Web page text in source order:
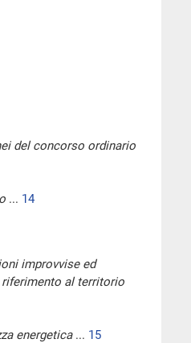
del concorso ordinario
... 14
improvvise ed
al territorio
energetica... 15